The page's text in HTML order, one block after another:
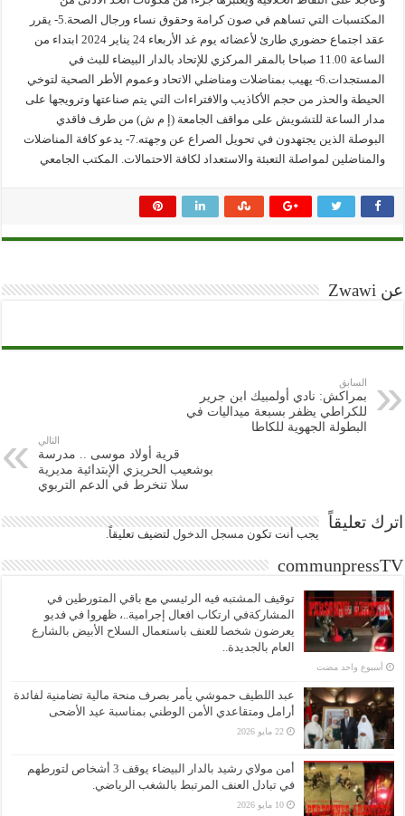
المكتسبات التي تساهم في صون كرامة وحقوق نساء ورجال الصحة.5- يقرر
عقد اجتماع حضوري طارئ لأعضائه يوم غد الأربعاء 24 يناير 2024 ابتداء من
الساعة 11.00 صباحا بالمقر المركزي للإتحاد بالدار البيضاء للبث في
المستجدات.6- يهيب بمناضلات ومناضلي الاتحاد وعموم الأطر الصحية لتوخي
الحيطة والحذر من حجم الأكاذيب والافتراءات التي يتم صناعتها وترويجها على
مدار الساعة للتشويش على مواقف الجامعة (إ م ش) من طرف فاقدي
البوصلة الذين يجتهدون في تحويل الصراع عن وجهته.7- يدعو كافة المناضلات
والمناضلين لمواصلة التعبئة والاستعداد لكافة الاحتمالات. المكتب الجامعي
عن Zwawi
السابق
بمراكش: نادي أولمبيك ابن جرير
للكراطي يظفر بسبعة ميداليات في
البطولة الجهوية للكاطا
التالي
قرية أولاد موسى .. مدرسة
بوشعيب الحريزي الإبتدائية مديرية
سلا تنخرط في الدعم التربوي
اترك تعليقاً
يجب أنت تكون مسجل الدخول لتضيف تعليقاً.
communpressTV
توقيف المشتبه فيه الرئيسي مع باقي المتورطين في
المشاركةفي ارتكاب افعال إجرامية..، ظهروا في فديو
يعرضون شخصا للعنف باستعمال السلاح الأبيض بالشارع
العام بالجديدة..
‏أسبوع واحد مضت
عبد اللطيف حموشي يأمر بصرف منحة مالية تضامنية لفائدة
أرامل ومتقاعدي الأمن الوطني بمناسبة عيد الأضحى
22 مايو 2026
أمن مولاي رشيد بالدار البيضاء يوقف 3 أشخاص لتورطهم
في تبادل العنف المرتبط بالشغب الرياضي.
10 مايو 2026